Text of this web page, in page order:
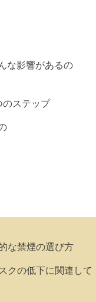
な影響があるの
ステップ
な禁煙の選び方
クの低下に関連して